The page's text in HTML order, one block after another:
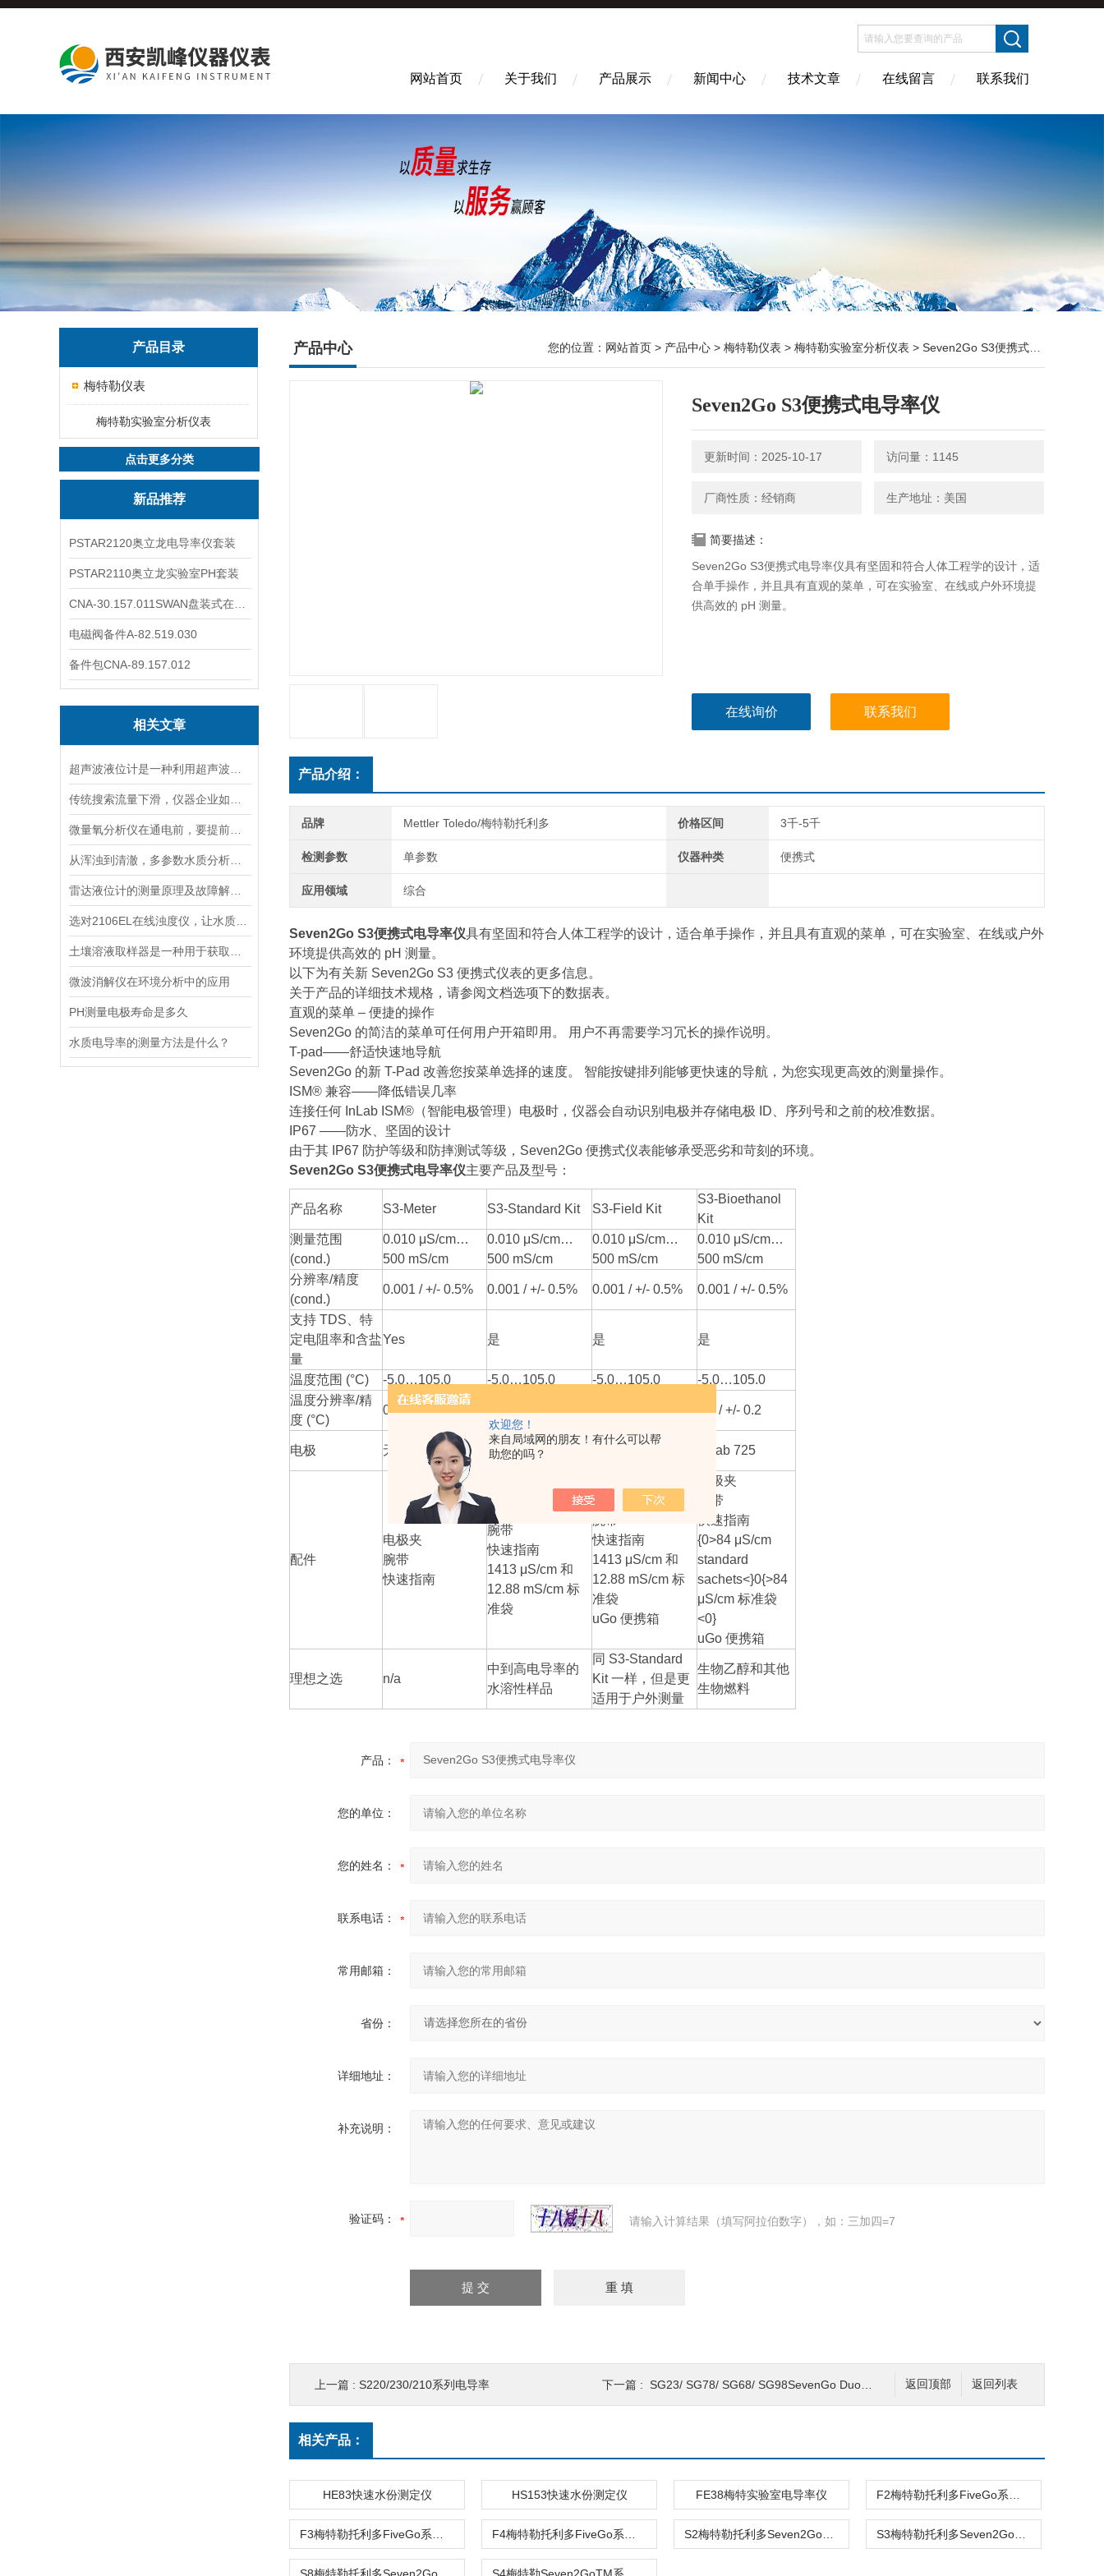
欢迎您！
来自局域网的朋友！有什么可以帮
助您的吗？
网站首页 关于我们 产品展示 新闻中心 技术文章 在线留言 联系我们
产品目录
梅特勒仪表
梅特勒实验室分析仪表
点击更多分类
新品推荐
PSTAR2120奥立龙电导率仪套装
PSTAR2110奥立龙实验室PH套装
电磁阀备件A-82.519.030
备件包CNA-89.157.012
相关文章
微波消解仪在环境分析中的应用
PH测量电极寿命是多久
水质电导率的测量方法是什么？
产品中心 您的位置： 网站首页 > 产品中心 > 梅特勒仪表 > 梅特勒实验室分析仪表 > Seven2Go S3便携式电导率仪
Seven2Go S3便携式电导率仪
更新时间：2025-10-17 访问量：1145
厂商性质：经销商 生产地址：美国
简要描述：
Seven2Go S3便携式电导率仪具有坚固和符合人体工程学的设计，适
合单手操作，并且具有直观的菜单，可在实验室、在线或户外环境提
供高效的 pH 测量。
在线询价 联系我们
产品介绍：
品牌 Mettler Toledo/梅特勒托利多 价格区间 3千-5千
检测参数 单参数 仪器种类 便携式
应用领域 综合
Seven2Go S3便携式电导率仪具有坚固和符合人体工程学的设计，适合单手操作，并且具有直观的菜单，可在实验室、在线或户外
环境提供高效的 pH 测量。
以下为有关新 Seven2Go S3 便携式仪表的更多信息。
关于产品的详细技术规格，请参阅文档选项下的数据表。
直观的菜单 – 便捷的操作
Seven2Go 的简洁的菜单可任何用户开箱即用。 用户不再需要学习冗长的操作说明。
T-pad——舒适快速地导航
Seven2Go 的新 T-Pad 改善您按菜单选择的速度。 智能按键排列能够更快速的导航，为您实现更高效的测量操作。
ISM® 兼容——降低错误几率
连接任何 InLab ISM®（智能电极管理）电极时，仪器会自动识别电极并存储电极 ID、序列号和之前的校准数据。
IP67 ——防水、坚固的设计
由于其 IP67 防护等级和防摔测试等级，Seven2Go 便携式仪表能够承受恶劣和苛刻的环境。
Seven2Go S3便携式电导率仪主要产品及型号：
产品名称 S3-Meter S3-Standard Kit S3-Field Kit
S3-Bioethanol
Kit
测量范围
(cond.)
0.010 μS/cm…
500 mS/cm
0.010 μS/cm…
500 mS/cm
0.010 μS/cm…
500 mS/cm
0.010 μS/cm…
500 mS/cm
分辨率/精度
(cond.)
0.001 / +/- 0.5% 0.001 / +/- 0.5% 0.001 / +/- 0.5% 0.001 / +/- 0.5%
支持 TDS、特
定电阻率和含盐
量
Yes 是 是 是
温度范围 (°C) -5.0…105.0 -5.0…105.0 -5.0…105.0
-5.0…105.0
温度分辨率/精
度 (°C)
0.1 / +/- 0.2 0.1 / +/- 0.2 0.1 / +/- 0.2 0.1 / +/- 0.2
电极 无
InLab 738-ISM-
IP67
InLab 738-ISM-
InLab 725
配件
电极夹
腕带
快速指南
电极夹
腕带
快速指南
1413 μS/cm 和
12.88 mS/cm 标
准袋
电极夹
快速指南
1413 μS/cm 和
12.88 mS/cm 标
准袋
uGo 便携箱
电极夹
腕带
快速指南
{0>84 μS/cm
standard
sachets<}0{>84
μS/cm 标准袋
<0}
uGo 便携箱
理想之选 n/a
中到高电导率的
水溶性样品
同 S3-Standard
Kit 一样，但是更
适用于户外测量
生物乙醇和其他
生物燃料
产品：
您的单位：
您的姓名：
联系电话：
常用邮箱：
省份：
详细地址：
补充说明：
验证码： 请输入计算结果（填写阿拉伯数字），如：三加四=7
返回列表
返回顶部
上一篇 : S220/230/210系列电导率 下一篇 : SG23/ SG78/ SG68/ SG98SevenGo Duo 系列便携式双通道多参数测试仪
相关产品：
HE83快速水份测定仪 HS153快速水份测定仪 FE38梅特实验室电导率仪